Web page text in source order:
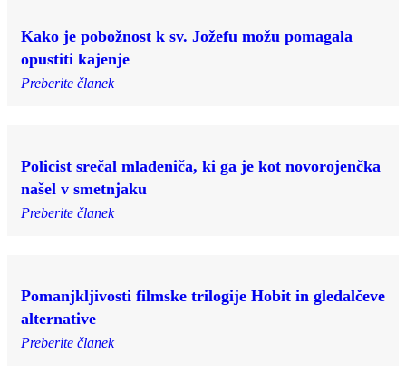
Kako je pobožnost k sv. Jožefu možu pomagala
opustiti kajenje
Preberite članek
Policist srečal mladeniča, ki ga je kot novorojenčka
našel v smetnjaku
Preberite članek
Pomanjkljivosti filmske trilogije Hobit in gledalčeve
alternative
Preberite članek